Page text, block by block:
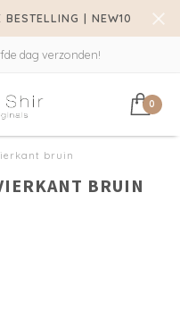
| NEW10
dag verzonden!
0
bruin
BRUIN